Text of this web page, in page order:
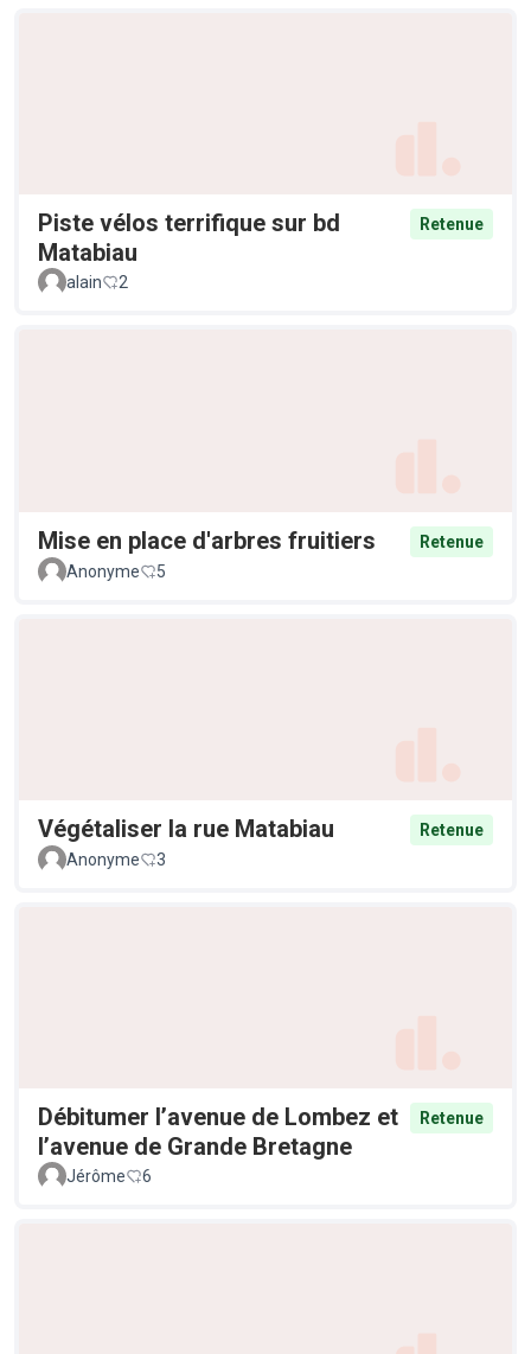
Piste vélos terrifique sur bd
Matabiau
Retenue
alain 2
Mise en place d'arbres fruitiers
Retenue
Anonyme
5
Végétaliser la rue Matabiau
Retenue
Anonyme
3
Débitumer l’avenue de Lombez et
l’avenue de Grande Bretagne
Retenue
Jérôme 6